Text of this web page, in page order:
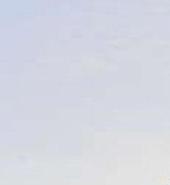
cao của dân
Thiên Môn
hòa mình vào